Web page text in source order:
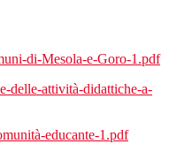
di-Mesola-e-Goro-1.pdf
delle-attività-didattiche-a-
educante-1.pdf